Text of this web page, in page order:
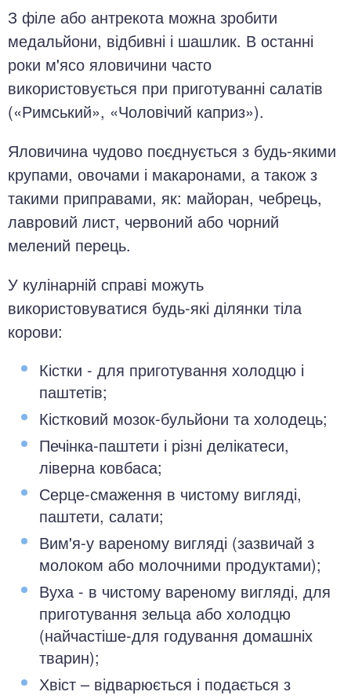
З філе або антрекота можна зробити
медальйони, відбивні і шашлик. В останні
роки м'ясо яловичини часто
використовується при приготуванні салатів
(«Римський», «Чоловічий каприз»).
Яловичина чудово поєднується з будь-якими
крупами, овочами і макаронами, а також з
такими приправами, як: майоран, чебрець,
лавровий лист, червоний або чорний
мелений перець.
У кулінарній справі можуть
використовуватися будь-які ділянки тіла
корови:
Кістки - для приготування холодцю і
паштетів;
Кістковий мозок-бульйони та холодець;
Печінка-паштети і різні делікатеси,
ліверна ковбаса;
Серце-смаження в чистому вигляді,
паштети, салати;
Вим'я-у вареному вигляді (зазвичай з
молоком або молочними продуктами);
Вуха - в чистому вареному вигляді, для
приготування зельца або холодцю
(найчастіше-для годування домашніх
тварин);
Хвіст – відварюється і подається з